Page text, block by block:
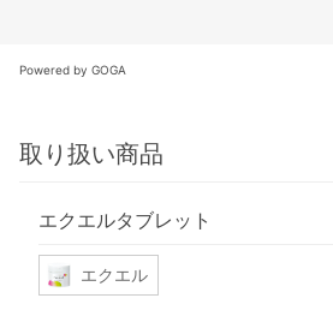
Powered by GOGA
取り扱い商品
エクエルタブレット
エクエル